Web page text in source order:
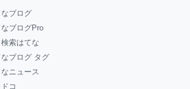
なブログ
なブログPro
検索はてな
なブログ タグ
ニュース
コ